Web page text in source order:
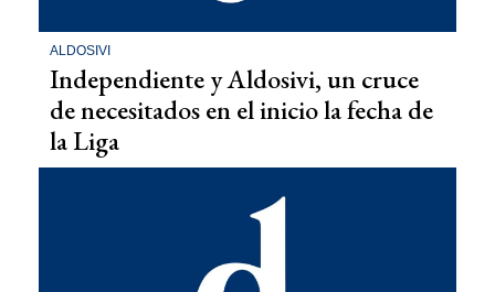
ALDOSIVI
Independiente y Aldosivi, un cruce
de necesitados en el inicio la fecha de
la Liga